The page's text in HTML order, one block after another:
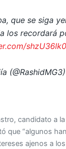
que se siga
los recordará
(@RashidMG3)
candidato a
que “algunos
ajenos a